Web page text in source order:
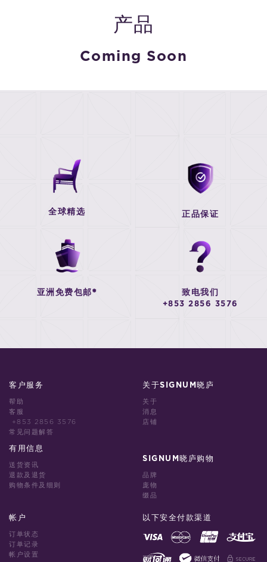
产品
Coming Soon
全球精选 正品保证
亚洲免费包邮* 致电我们
+853 2856 3576
客户服务
帮助
客服
+853 2856 3576
常见问题解答
有用信息
送货资讯
退款及退货
购物条件及细则
关于SIGNUM晓庐
关于
消息
店铺
SIGNUM晓庐购物
品牌
庞物
缀品
帐户
订单状态
订单记录
帐户设置
以下安全付款渠道